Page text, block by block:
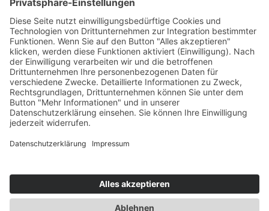
Newsletter abonnieren
Events
360° ENTERTAINMENT
eps ARENA SUMMIT
FANCOMMERCE FORUM
MARKENFESTIVAL
Markenforum
SCHWEIZER MARKENKONGRESS
SPORT.FORUM.SCHWEIZ
SPORT.TOURISMUS.FORUM